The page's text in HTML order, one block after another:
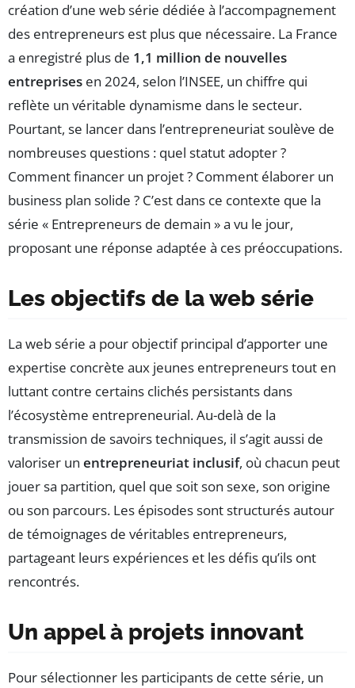
création d’une web série dédiée à l’accompagnement
des entrepreneurs est plus que nécessaire. La France
a enregistré plus de 1,1 million de nouvelles
entreprises en 2024, selon l’INSEE, un chiffre qui
reflète un véritable dynamisme dans le secteur.
Pourtant, se lancer dans l’entrepreneuriat soulève de
nombreuses questions : quel statut adopter ?
Comment financer un projet ? Comment élaborer un
business plan solide ? C’est dans ce contexte que la
série « Entrepreneurs de demain » a vu le jour,
proposant une réponse adaptée à ces préoccupations.
Les objectifs de la web série
La web série a pour objectif principal d’apporter une
expertise concrète aux jeunes entrepreneurs tout en
luttant contre certains clichés persistants dans
l’écosystème entrepreneurial. Au-delà de la
transmission de savoirs techniques, il s’agit aussi de
valoriser un entrepreneuriat inclusif, où chacun peut
jouer sa partition, quel que soit son sexe, son origine
ou son parcours. Les épisodes sont structurés autour
de témoignages de véritables entrepreneurs,
partageant leurs expériences et les défis qu’ils ont
rencontrés.
Un appel à projets innovant
Pour sélectionner les participants de cette série, un